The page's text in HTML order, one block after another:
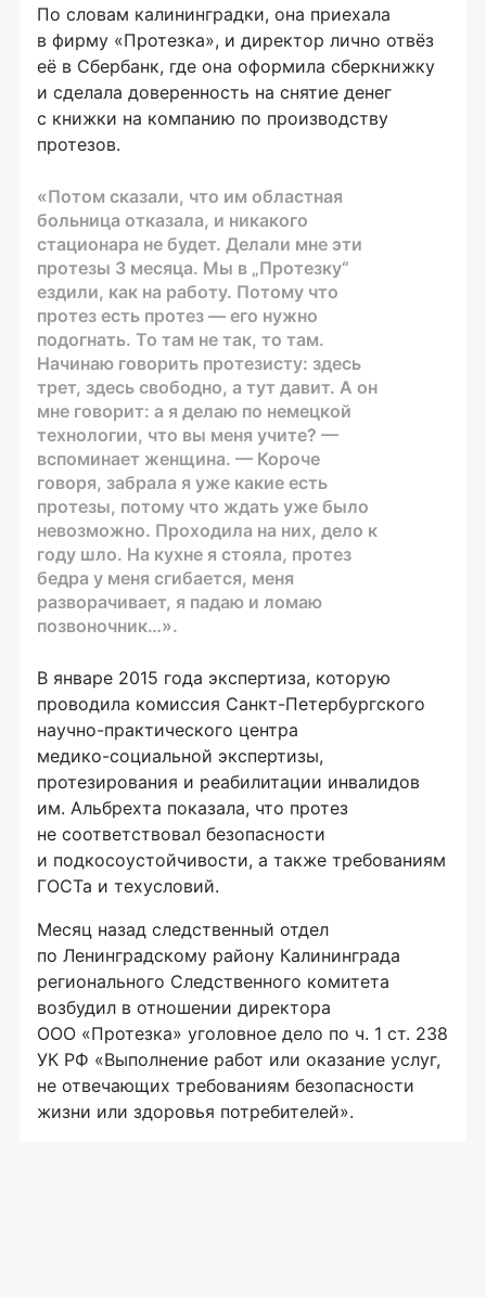
По словам калининградки, она приехала
в фирму «Протезка», и директор лично отвёз
её в Сбербанк, где она оформила сберкнижку
и сделала доверенность на снятие денег
с книжки на компанию по производству
протезов.
«Потом сказали, что им областная
больница отказала, и никакого
стационара не будет. Делали мне эти
протезы 3 месяца. Мы в „Протезку“
ездили, как на работу. Потому что
протез есть протез — его нужно
подогнать. То там не так, то там.
Начинаю говорить протезисту: здесь
трет, здесь свободно, а тут давит. А он
мне говорит: а я делаю по немецкой
технологии, что вы меня учите? —
вспоминает женщина. — Короче
говоря, забрала я уже какие есть
протезы, потому что ждать уже было
невозможно. Проходила на них, дело к
году шло. На кухне я стояла, протез
бедра у меня сгибается, меня
разворачивает, я падаю и ломаю
позвоночник…».
В январе 2015 года экспертиза, которую
проводила комиссия Санкт-Петербургского
научно-практического центра
медико-социальной экспертизы,
протезирования и реабилитации инвалидов
им. Альбрехта показала, что протез
не соответствовал безопасности
и подкосоустойчивости, а также требованиям
ГОСТа и техусловий.
Месяц назад следственный отдел
по Ленинградскому району Калининграда
регионального Следственного комитета
возбудил в отношении директора
ООО «Протезка» уголовное дело по ч. 1 ст. 238
УК РФ «Выполнение работ или оказание услуг,
не отвечающих требованиям безопасности
жизни или здоровья потребителей».